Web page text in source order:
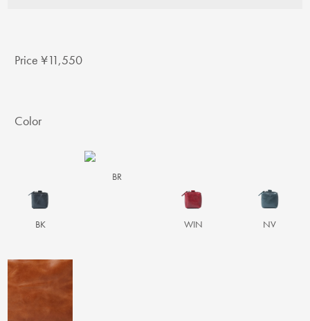
Price ¥11,550
Color
BK
BR
WIN NV